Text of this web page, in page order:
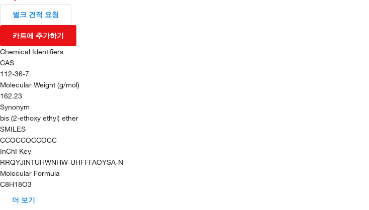
벌크 견적 요청
카트에 추가하기
Chemical Identifiers
CAS
112-36-7
Molecular Weight (g/mol)
162.23
Synonym
bis (2-ethoxy ethyl) ether
SMILES
CCOCCOCCOCC
InChI Key
RRQYJINTUHWNHW-UHFFFAOYSA-N
Molecular Formula
C8H18O3
더 보기